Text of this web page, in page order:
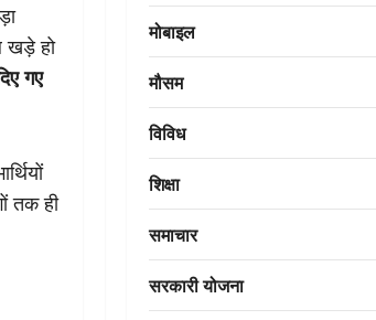
खड़े हो
गए
तक ही
मोबाइल
मौसम
विविध
शिक्षा
समाचार
सरकारी योजना